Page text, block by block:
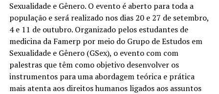
Sexualidade e Gênero. O evento é aberto para toda a
população e será realizado nos dias 20 e 27 de setembro,
4 e 11 de outubro. Organizado pelos estudantes de
medicina da Famerp por meio do Grupo de Estudos em
Sexualidade e Gênero (GSex), o evento com com
palestras que têm como objetivo desenvolver os
instrumentos para uma abordagem teórica e prática
mais atenta aos direitos humanos ligados aos assuntos